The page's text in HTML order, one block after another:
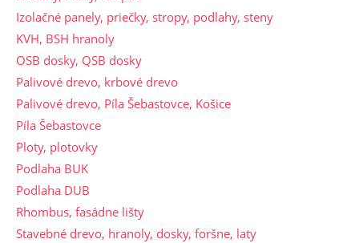
Izolačné panely, priečky, stropy, podlahy, steny
KVH, BSH hranoly
OSB dosky, QSB dosky
Palivové drevo, krbové drevo
Palivové drevo, Píla Šebastovce, Košice
Píla Šebastovce
Ploty, plotovky
Podlaha BUK
Podlaha DUB
Rhombus, fasádne lišty
Stavebné drevo, hranoly, dosky, foršne, laty